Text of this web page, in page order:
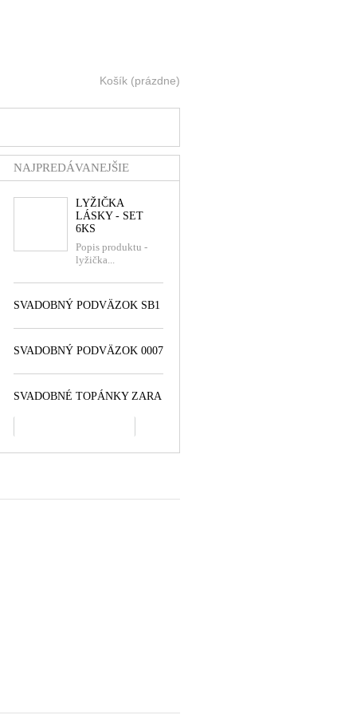
Košík (prázdne)
NAJPREDÁVANEJŠIE
LYŽIČKA
LÁSKY - SET
6KS
Popis produktu -
lyžička...
SVADOBNÝ PODVÄZOK SB1
SVADOBNÝ PODVÄZOK 0007
SVADOBNÉ TOPÁNKY ZARA